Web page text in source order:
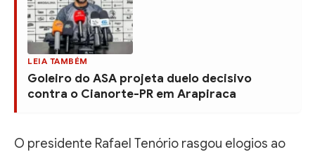
LEIA TAMBÉM
Goleiro do ASA projeta duelo decisivo
contra o Cianorte-PR em Arapiraca
O presidente Rafael Tenório rasgou elogios ao